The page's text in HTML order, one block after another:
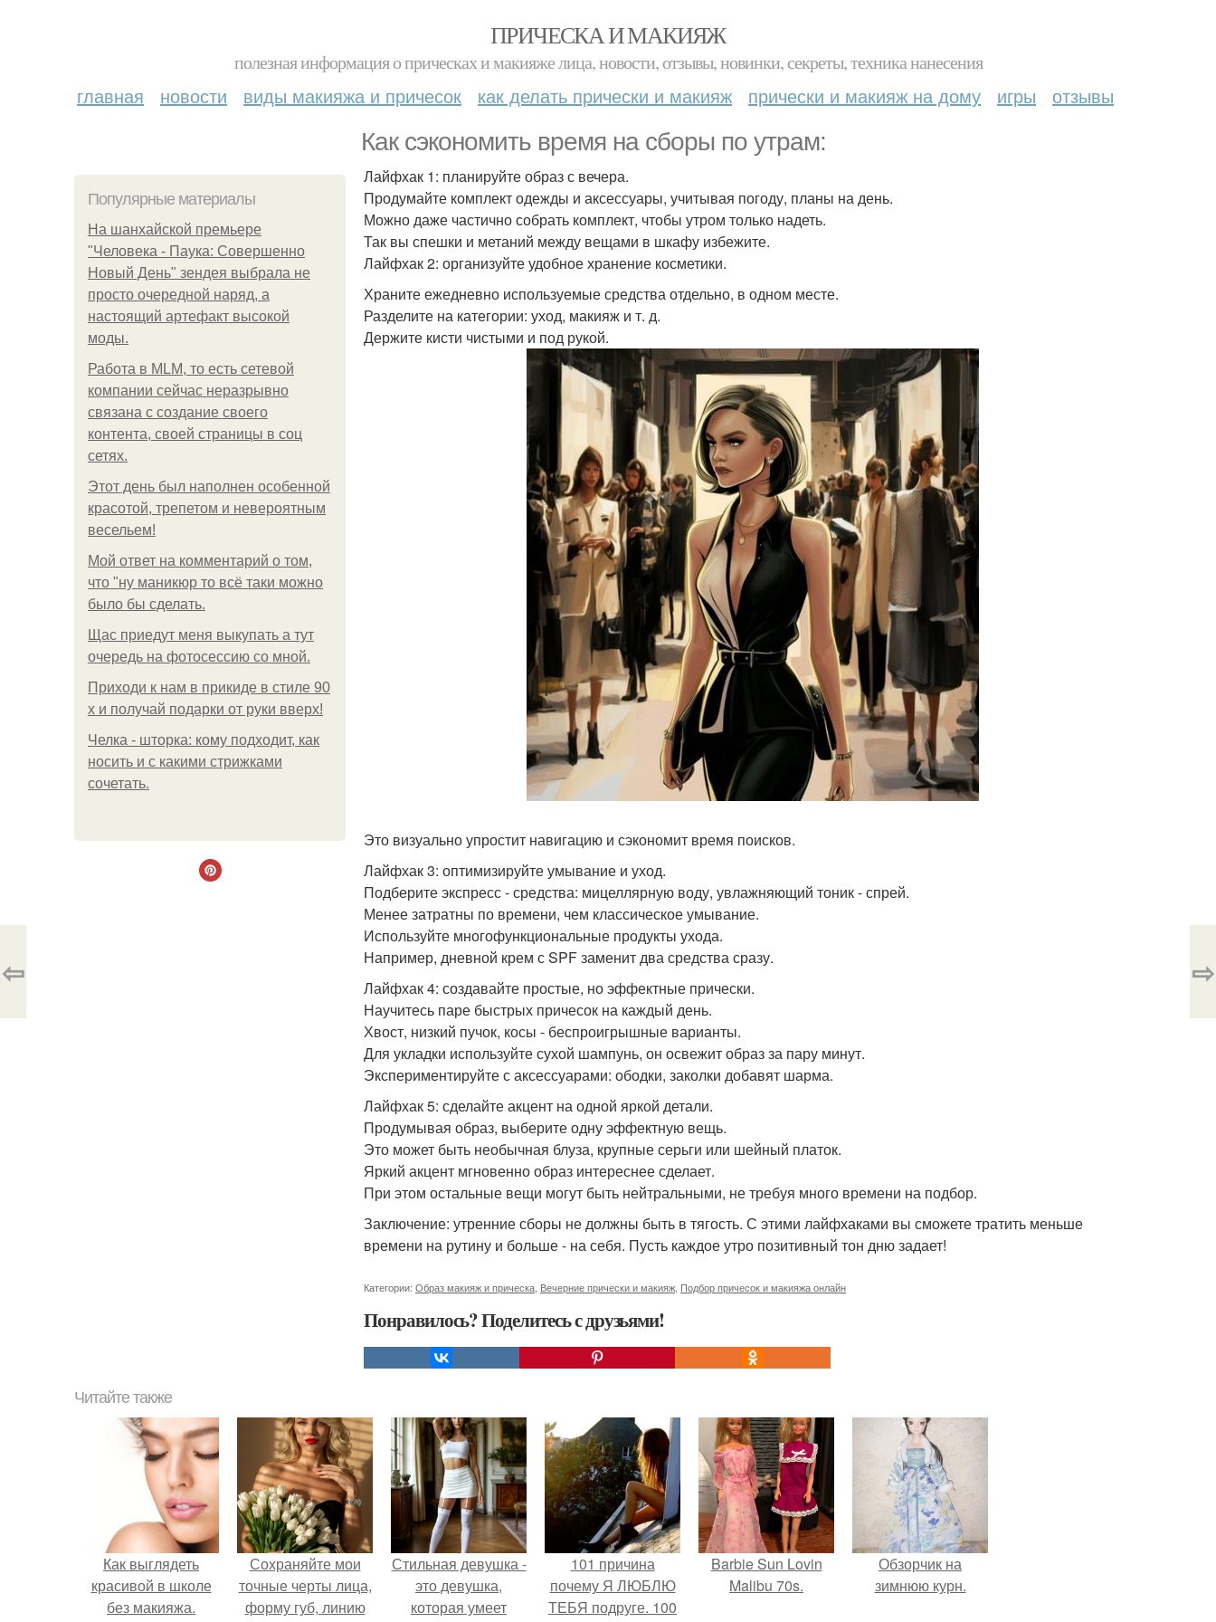
ПРИЧЕСКА И МАКИЯЖ
полезная информация о прическах и макияже лица, новости, отзывы, новинки, секреты, техника нанесения
главная новости виды макияжа и причесок как делать прически и макияж прически и макияж на дому игры отзывы
Как сэкономить время на сборы по утрам:
Популярные материалы
На шанхайской премьере
"Человека - Паука: Совершенно
Новый День" зендея выбрала не
просто очередной наряд, а
настоящий артефакт высокой
моды.
Работа в MLM, то есть сетевой
компании сейчас неразрывно
связана с создание своего
контента, своей страницы в соц
сетях.
Этот день был наполнен особенной
красотой, трепетом и невероятным
весельем!
Мой ответ на комментарий о том,
что "ну маникюр то всё таки можно
было бы сделать.
Щас приедут меня выкупать а тут
очередь на фотосессию со мной.
Приходи к нам в прикиде в стиле 90
х и получай подарки от руки вверх!
Челка - шторка: кому подходит, как
носить и с какими стрижками
сочетать.
Лайфхак 1: планируйте образ с вечера.
Продумайте комплект одежды и аксессуары, учитывая погоду, планы на день.
Можно даже частично собрать комплект, чтобы утром только надеть.
Так вы спешки и метаний между вещами в шкафу избежите.
Лайфхак 2: организуйте удобное хранение косметики.
Храните ежедневно используемые средства отдельно, в одном месте.
Разделите на категории: уход, макияж и т. д.
Держите кисти чистыми и под рукой.
Это визуально упростит навигацию и сэкономит время поисков.
Лайфхак 3: оптимизируйте умывание и уход.
Подберите экспресс - средства: мицеллярную воду, увлажняющий тоник - спрей.
Менее затратны по времени, чем классическое умывание.
Используйте многофункциональные продукты ухода.
Например, дневной крем с SPF заменит два средства сразу.
Лайфхак 4: создавайте простые, но эффектные прически.
Научитесь паре быстрых причесок на каждый день.
Хвост, низкий пучок, косы - беспроигрышные варианты.
Для укладки используйте сухой шампунь, он освежит образ за пару минут.
Экспериментируйте с аксессуарами: ободки, заколки добавят шарма.
Лайфхак 5: сделайте акцент на одной яркой детали.
Продумывая образ, выберите одну эффектную вещь.
Это может быть необычная блуза, крупные серьги или шейный платок.
Яркий акцент мгновенно образ интереснее сделает.
При этом остальные вещи могут быть нейтральными, не требуя много времени на подбор.
Заключение: утренние сборы не должны быть в тягость. С этими лайфхаками вы сможете тратить меньше
времени на рутину и больше - на себя. Пусть каждое утро позитивный тон дню задает!
Категории: Образ макияж и прическа Вечерние прически и макияж Подбор причесок и макияжа онлайн
Понравилось? Поделитесь с друзьями!
⇦ ⇨
Читайте также
Как выглядеть
красивой в школе
без макияжа.
Сохраняйте мои
точные черты лица,
форму губ, линию
Стильная девушка -
это девушка,
которая умеет
101 причина
почему Я ЛЮБЛЮ
ТЕБЯ подруге. 100
Barbie Sun Lovin
Malibu 70s.
Обзорчик на
зимнюю курн.